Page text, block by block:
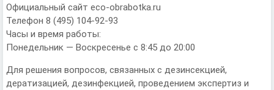
Официальный сайт eco-obrabotka.ru
Телефон 8 (495) 104-92-93
Часы и время работы:
Понедельник — Воскресенье с 8:45 до 20:00
Для решения вопросов, связанных с дезинсекцией,
дератизацией, дезинфекцией, проведением экспертиз и